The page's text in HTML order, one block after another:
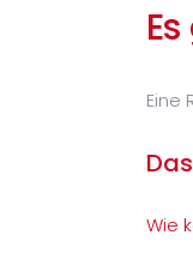
Eine
Wie